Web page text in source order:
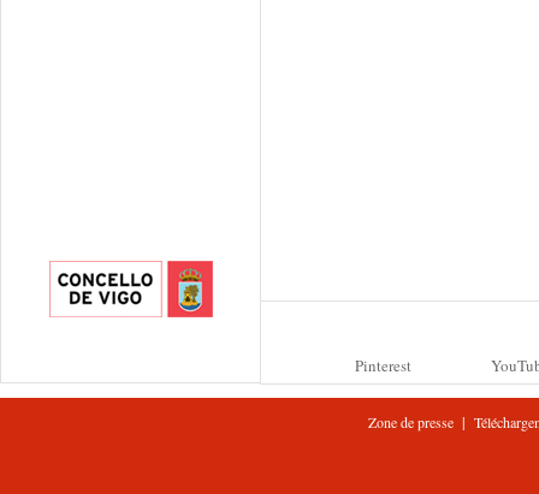
Pinterest
Zone de presse |